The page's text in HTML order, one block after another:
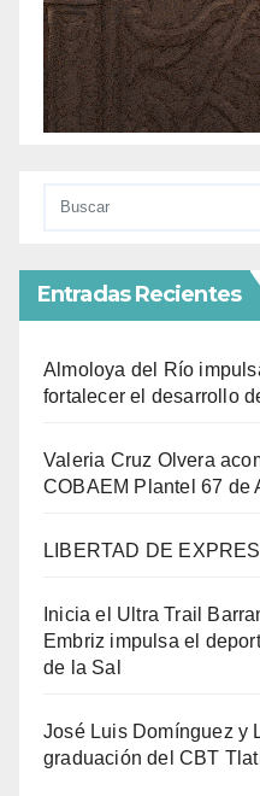
Entradas Recientes
Almoloya del Río
fortalecer el desarrollo
Valeria Cruz Olvera
COBAEM Plantel 67 de
LIBERTAD DE
Inicia el Ultra Trail
Embriz impulsa el
de la Sal
José Luis Domínguez y
graduación del CBT